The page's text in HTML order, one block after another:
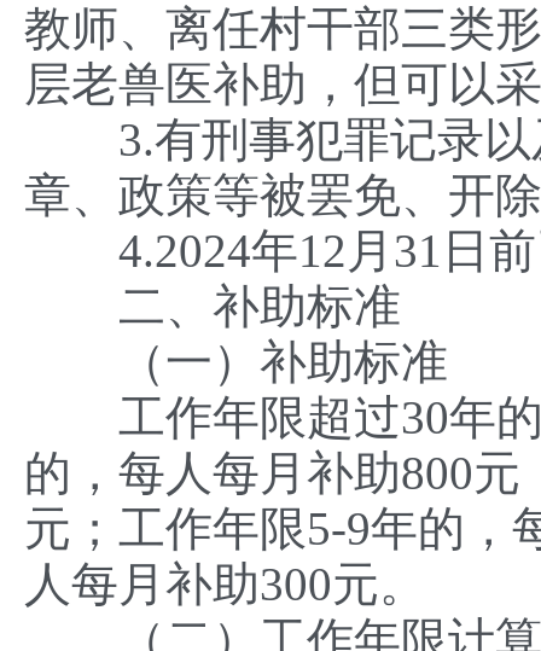
教师、离任村干部三类
层老兽医补助，但可以
3.有刑事犯罪记录以
章、政策等被罢免、开
4.2024年12月31日前
二、补助标准
（一）补助标准
工作年限超过30年的
的，每人每月补助800
元；工作年限5-9年的，
人每月补助300元。
（二）工作年限计算